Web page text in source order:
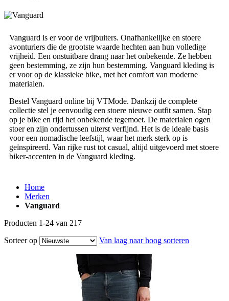
Vanguard is er voor de vrijbuiters. Onafhankelijke en stoere
avonturiers die de grootste waarde hechten aan hun volledige
vrijheid. Een onstuitbare drang naar het onbekende. Ze hebben
geen bestemming, ze zijn hun bestemming. Vanguard kleding is
er voor op de klassieke bike, met het comfort van moderne
materialen.
Bestel Vanguard online bij VTMode. Dankzij de complete
collectie stel je eenvoudig een stoere nieuwe outfit samen. Stap
op je bike en rijd het onbekende tegemoet. De materialen ogen
stoer en zijn ondertussen uiterst verfijnd. Het is de ideale basis
voor een nomadische leefstijl, waar het merk sterk op is
geïnspireerd. Van rijke rust tot casual, altijd uitgevoerd met stoere
biker-accenten in de Vanguard kleding.
Home
Merken
Vanguard
Producten 1-24 van 217
Sorteer op
Van laag naar hoog sorteren